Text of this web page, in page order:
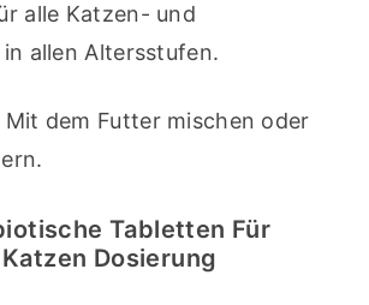
alle Katzen- und
allen Altersstufen.
dem Futter mischen oder
Tabletten Für
Dosierung